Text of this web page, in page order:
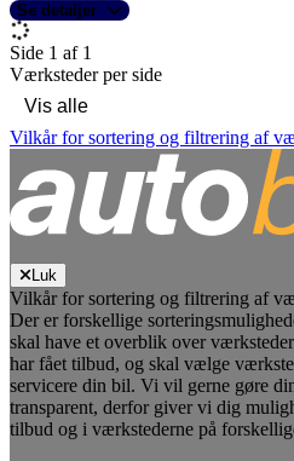
Se detaljer
Side 1 af 1
Værksteder per side
Vilkår for sortering og filtrering af
Luk
Vilkår for sortering og filtrering af
Der er forskellige
skal have et overblik over
har fået tilbud, og skal vælge
servicere din bil. Vi vil gerne gøre
transparent, derfor giver vi dig
tilbud og i værkstederne på